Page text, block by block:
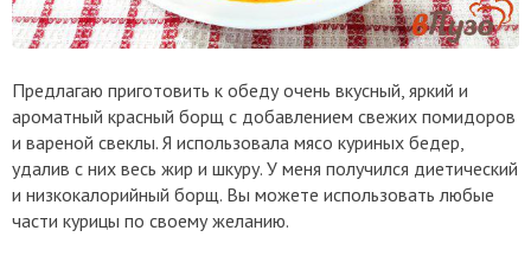
Предлагаю приготовить к обеду очень вкусный, яркий и
ароматный красный борщ с добавлением свежих помидоров
и вареной свеклы. Я использовала мясо куриных бедер,
удалив с них весь жир и шкуру. У меня получился диетический
и низкокалорийный борщ. Вы можете использовать любые
части курицы по своему желанию.